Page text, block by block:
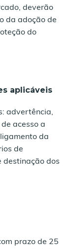
deverão
da adoção de
do
aplicáveis
advertência,
acesso a
da
de
destinação dos
prazo de 25